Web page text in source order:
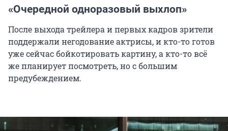
«Очередной одноразовый выхлоп»
После выхода трейлера и первых кадров зрители
поддержали негодование актрисы, и кто-то готов
уже сейчас бойкотировать картину, а кто-то всё
же планирует посмотреть, но с большим
предубеждением.